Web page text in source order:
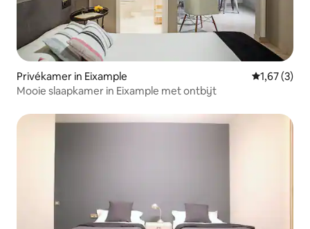
Privékamer in Eixample
1,67 (3)
Mooie slaapkamer in Eixample met ontbijt